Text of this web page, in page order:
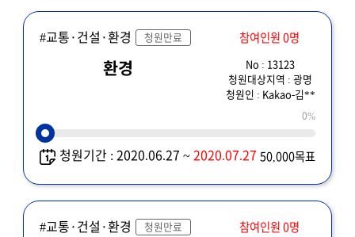
#교통·건설·환경 청원만료 참여인원 0명
환경
No : 13123
청원대상지역 : 광명
청원인 : Kakao-김**
0%
청원기간 : 2020.06.27 ~2020.07.27 50,000목표
#교통·건설·환경 청원만료 참여인원 0명